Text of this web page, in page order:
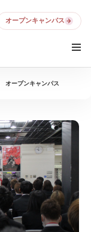
オープンキャンパス
オープンキャンパス